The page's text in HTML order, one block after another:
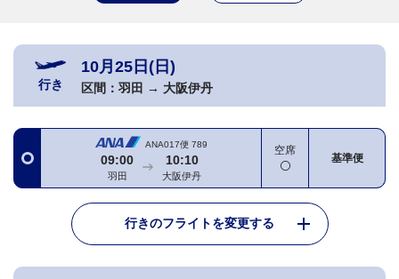
行き
10月25日(日)
区間： 羽田 → 大阪伊丹
ANA017便 789
09:00
羽田
10:10
大阪伊丹
空席
基準便
行きのフライトを変更する